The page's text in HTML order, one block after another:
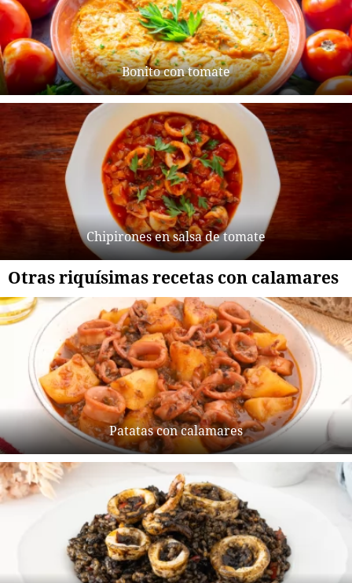
Bonito con tomate
Chipirones en salsa de tomate
Otras riquísimas recetas con calamares
Patatas con calamares